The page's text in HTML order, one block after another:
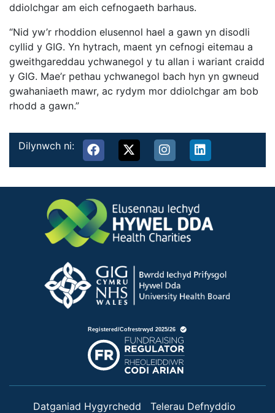
ddiolchgar am eich cefnogaeth barhaus.
“Nid yw’r rhoddion elusennol hael a gawn yn disodli
cyllid y GIG. Yn hytrach, maent yn cefnogi eitemau a
gweithgareddau ychwanegol y tu allan i wariant craidd
y GIG. Mae’r pethau ychwanegol bach hyn yn gwneud
gwahaniaeth mawr, ac rydym mor ddiolchgar am bob
rhodd a gawn.”
Dilynwch ni:
Datganiad Hygyrchedd Telerau Defnyddio